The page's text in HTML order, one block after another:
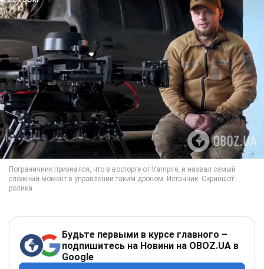
Будьте первыми в курсе главного –
подпишитесь на Новини на OBOZ.UA в
Google